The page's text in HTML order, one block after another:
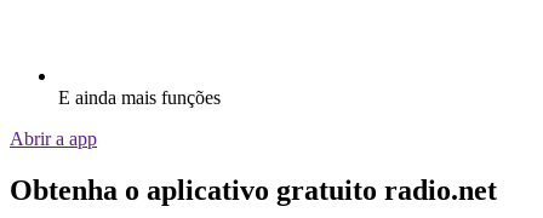
E ainda mais funções
Abrir a app
Obtenha o aplicativo gratuito radio.net